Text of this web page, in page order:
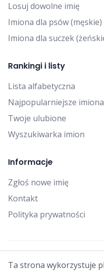
Losuj dowolne imię
Imiona dla psów (męskie)
Imiona dla suczek
Rankingi i listy
Lista alfabetyczna
Najpopularniejsze imiona
Twoje ulubione
Wyszukiwarka imion
Informacje
Zgłoś nowe imię
Kontakt
Polityka prywatności
© 2025 Falcon Bytes.
Ta strona wykorzystuje